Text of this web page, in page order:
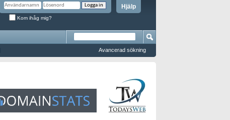
Hjälp
Kom ihåg mig?
Avancerad sökning